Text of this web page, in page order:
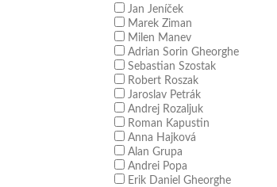
Jan Jeníček
Marek Ziman
Milen Manev
Adrian Sorin Gheorghe
Sebastian Szostak
Robert Roszak
Jaroslav Petrák
Andrej Rozaljuk
Roman Kapustin
Anna Hajková
Alan Grupa
Andrei Popa
Erik Daniel Gheorghe